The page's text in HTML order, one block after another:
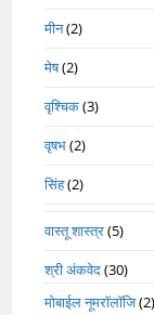
मीन(2)
मेष(2)
वृश्चिक(3)
वृषभ(2)
सिंह(2)
वास्तू शास्त्र(5)
श्री अंकवेद(30)
मोबाईल नूमरॉलॉजि(2)